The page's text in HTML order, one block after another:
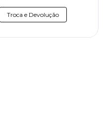
Troca e Devolução